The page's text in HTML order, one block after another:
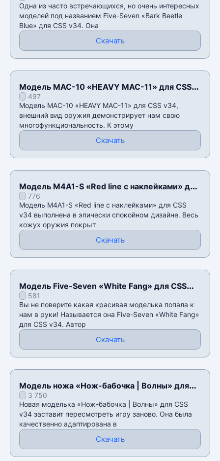
Одна из часто встречающихся, но очень интересных
моделей под названием Five-Seven «Bark Beetle
Blue» для CSS v34. Она
Скачать
Модель MAC-10 «HEAVY MAC-11» для CSS
v34497
Модель MAC-10 «HEAVY MAC-11» для CSS v34,
внешний вид оружия демонстрирует нам свою
многофункциональность. К этому
Скачать
Модель M4A1-S «Red line с наклейками» для
CSS v34
776
Модель M4A1-S «Red line с наклейками» для CSS
v34 выполнена в эпически спокойном дизайне. Весь
кожух оружия покрыт
Скачать
Модель Five-Seven «White Fang» для CSS
v34581
Вы не поверите какая красивая моделька попала к
нам в руки! Называется она Five-Seven «White Fang»
для CSS v34. Автор
Скачать
Модель ножа «Нож-бабочка | Волны» для
CSS v34
3 750
Новая моделька «Нож-бабочка | Волны» для CSS
v34 заставит пересмотреть игру заново. Она была
качественно адаптирована в
Скачать